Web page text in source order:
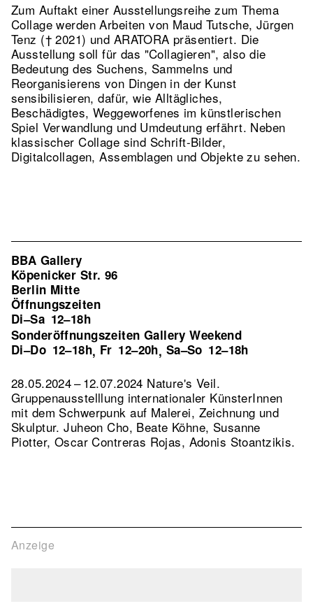
Anzeige
Zum Auftakt einer Ausstellungsreihe zum Thema
Collage werden Arbeiten von Maud Tutsche, Jürgen
Tenz († 2021) und ARATORA präsentiert. Die
Ausstellung soll für das "Collagieren", also die
Bedeutung des Suchens, Sammelns und
Reorganisierens von Dingen in der Kunst
sensibilisieren, dafür, wie Alltägliches,
Beschädigtes, Weggeworfenes im künstlerischen
Spiel Verwandlung und Umdeutung erfährt. Neben
klassischer Collage sind Schrift-Bilder,
Digitalcollagen, Assemblagen und Objekte zu sehen.
BBA Gallery
Köpenicker Str. 96
Berlin Mitte
Öffnungszeiten
Di–Sa 12–18h
Sonderöffnungszeiten Gallery Weekend
Di–Do 12–18h, Fr 12–20h, Sa–So 12–18h
28.05.2024 – 12.07.2024 Nature's Veil.
Gruppenausstelllung internationaler KünsterInnen
mit dem Schwerpunk auf Malerei, Zeichnung und
Skulptur. Juheon Cho, Beate Köhne, Susanne
Piotter, Oscar Contreras Rojas, Adonis Stoantzikis.